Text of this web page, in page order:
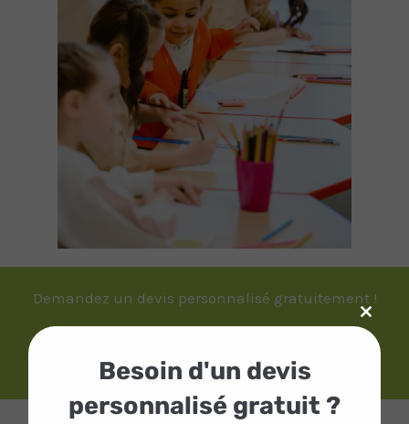
Demandez un devis personnalisé gratuitement !
Close
this
Besoin d'un devis
personnalisé gratuit ?